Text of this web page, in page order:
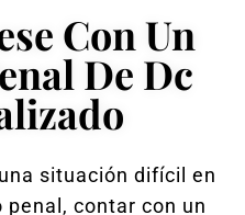
Con Un
De Dc
situación difícil en
contar con un